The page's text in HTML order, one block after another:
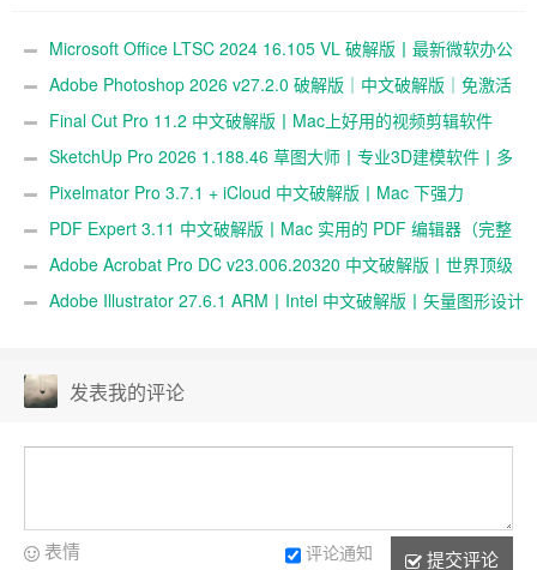
Microsoft Office LTSC 2024 16.105 VL 破解版丨最新微软办公
套件多语言
Adobe Photoshop 2026 v27.2.0 破解版｜中文破解版｜免激活
｜专业修图软件（P 图工具）
Final Cut Pro 11.2 中文破解版丨Mac上好用的视频剪辑软件
SketchUp Pro 2026 1.188.46 草图大师丨专业3D建模软件丨多
语言激活破解版
Pixelmator Pro 3.7.1 + iCloud 中文破解版丨Mac 下强力
PhotoShop 图像处理替代品
PDF Expert 3.11 中文破解版丨Mac 实用的 PDF 编辑器（完整
功能版）
Adobe Acrobat Pro DC v23.006.20320 中文破解版丨世界顶级
的PDF工具
Adobe Illustrator 27.6.1 ARM丨Intel 中文破解版丨矢量图形设计
发表我的评论
提交评论
评论通知
表情